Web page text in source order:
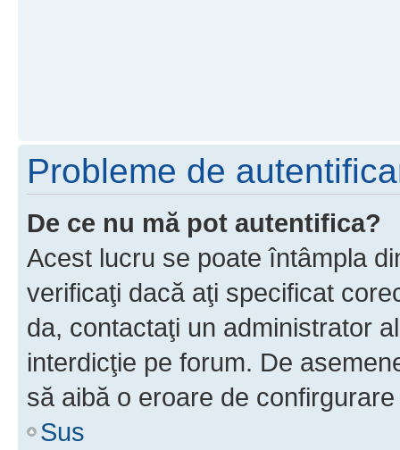
Probleme de
De ce nu mă pot autentifica?
Acest lucru se poate întâmpla
verificaţi dacă aţi specificat
da, contactaţi un administrator
interdicţie pe forum. De
să aibă o eroare de
Sus